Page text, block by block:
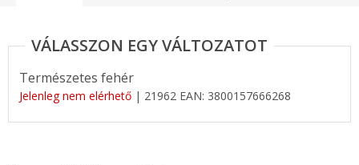
Természetes fehér
Jelenleg nem elérhető | 21962 EAN: 3800157666268